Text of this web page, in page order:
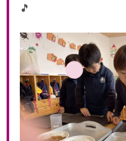
2024年 03月(20)
2024年 01月(20)
2023
2023年 12月(20)
2023年 11月(20)
2023年 10月(21)
2023年 09月(20)
2023年 08月(22)
2023年 07月(20)
🎵